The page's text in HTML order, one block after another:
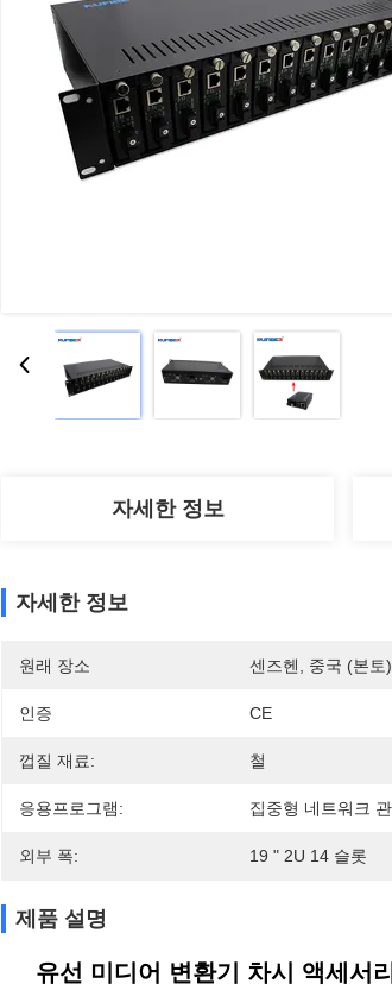
자세한 정보
자세한 정보
원래 장소 센즈헨, 중국 (본토)
인증 CE
껍질 재료: 철
응용프로그램: 집중형 네트워크
외부 폭: 19 " 2U 14 슬롯
제품 설명
유선 미디어 변환기 차시 액세서